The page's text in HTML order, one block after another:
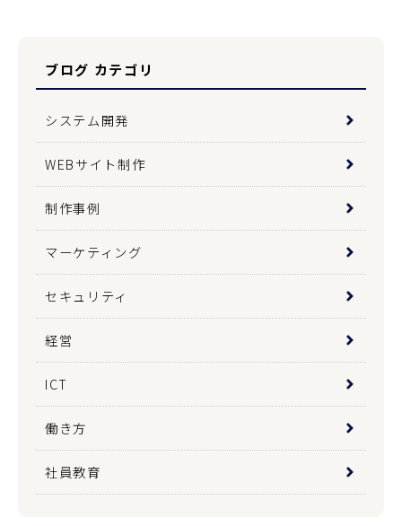
ブログ カテゴリ
システム開発
WEBサイト制作
制作事例
マーケティング
セキュリティ
経営
ICT
働き方
社員教育